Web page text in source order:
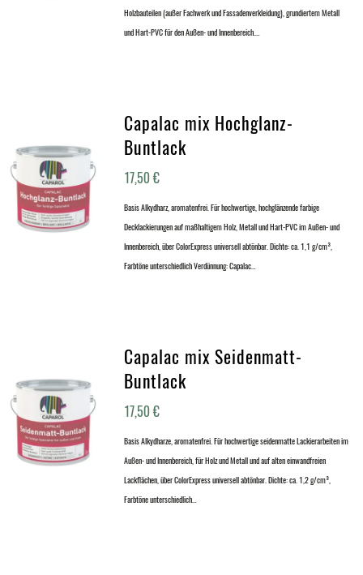
Holzbauteilen (außer Fachwerk und Fassadenverkleidung), grundiertem Metall
und Hart-PVC für den Außen- und Innenbereich.…
Capalac mix Hochglanz-
Buntlack
17,50€
Basis Alkydharz, aromatenfrei. Für hochwertige, hochglänzende farbige
Decklackierungen auf maßhaltigem Holz, Metall und Hart-PVC im Außen- und
Innenbereich, über ColorExpress universell abtönbar. Dichte: ca. 1,1 g/cm³,
Farbtöne unterschiedlich Verdünnung: Capalac…
Capalac mix Seidenmatt-
Buntlack
17,50€
Basis Alkydharze, aromatenfrei. Für hochwertige seidenmatte Lackierarbeiten im
Außen- und Innenbereich, für Holz und Metall und auf alten einwandfreien
Lackflächen, über ColorExpress universell abtönbar. Dichte: ca. 1,2 g/cm³,
Farbtöne unterschiedlich…